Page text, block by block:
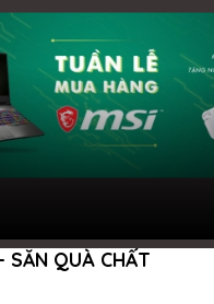
SĂN QUÀ CHẤT